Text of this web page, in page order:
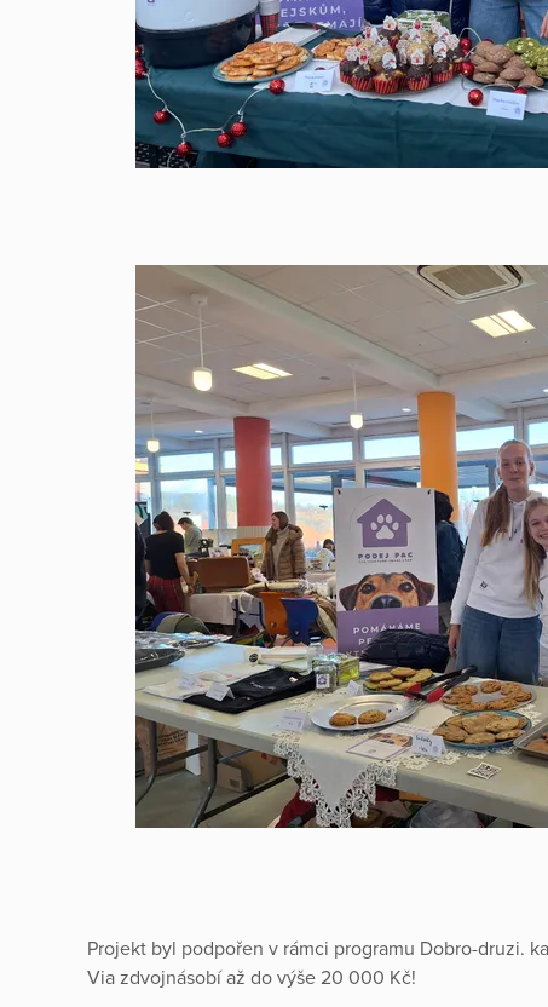
Projekt byl podpořen v rámci programu Dobro-druzi.
Via zdvojnásobí až do výše 20 000 Kč!